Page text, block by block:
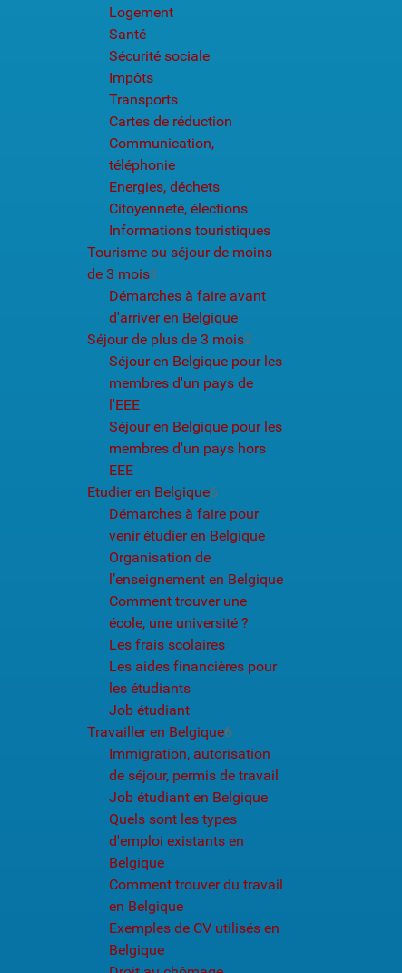
Logement
Santé
Sécurité sociale
Impôts
Transports
Cartes de réduction
Communication,
téléphonie
Energies, déchets
Citoyenneté, élections
Informations touristiques
Tourisme ou séjour de moins
de 3 mois1
Démarches à faire avant
d'arriver en Belgique
Séjour de plus de 3 mois2
Séjour en Belgique pour les
membres d'un pays de
l'EEE
Séjour en Belgique pour les
membres d'un pays hors
EEE
Etudier en Belgique6
Démarches à faire pour
venir étudier en Belgique
Organisation de
l’enseignement en Belgique
Comment trouver une
école, une université ?
Les frais scolaires
Les aides financières pour
les étudiants
Job étudiant
Travailler en Belgique6
Immigration, autorisation
de séjour, permis de travail
Job étudiant en Belgique
Quels sont les types
d'emploi existants en
Belgique
Comment trouver du travail
en Belgique
Exemples de CV utilisés en
Belgique